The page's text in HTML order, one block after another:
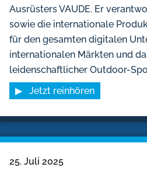
Ausrüsters VAUDE. Er
sowie die internationale
für den gesamten digitalen
internationalen Märkten und
leidenschaftlicher Outdoor-
▶ Jetzt reinhören
25. Juli 2025